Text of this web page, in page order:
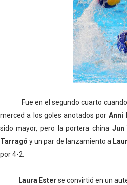
Fue en el segundo cuarto cuando
merced a los goles anotados por Anni
sido mayor, pero la portera china Jun
Tarragó y un par de lanzamiento a
por 4-2.
Laura Ester se convirtió en un